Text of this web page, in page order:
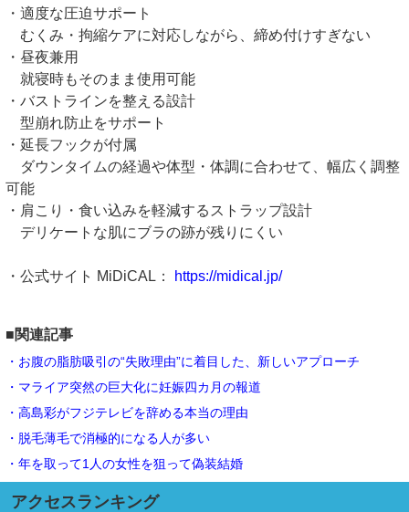
・適度な圧迫サポート
むくみ・拘縮ケアに対応しながら、締め付けすぎない
・昼夜兼用
就寝時もそのまま使用可能
・バストラインを整える設計
型崩れ防止をサポート
・延長フックが付属
ダウンタイムの経過や体型・体調に合わせて、幅広く調整
可能
・肩こり・食い込みを軽減するストラップ設計
デリケートな肌にブラの跡が残りにくい
・公式サイト MiDiCAL： https://midical.jp/
■関連記事
・お腹の脂肪吸引の“失敗理由”に着目した、新しいアプローチ
・マライア突然の巨大化に妊娠四カ月の報道
・高島彩がフジテレビを辞める本当の理由
・脱毛薄毛で消極的になる人が多い
・年を取って1人の女性を狙って偽装結婚
アクセスランキング